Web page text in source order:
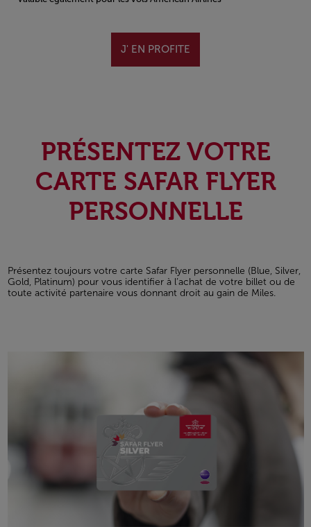
J' EN PROFITE
PRÉSENTEZ VOTRE
CARTE SAFAR FLYER
PERSONNELLE
Présentez toujours votre carte Safar Flyer personnelle (Blue, Silver,
Gold, Platinum) pour vous identifier à l’achat de votre billet ou de
toute activité partenaire vous donnant droit au gain de Miles.